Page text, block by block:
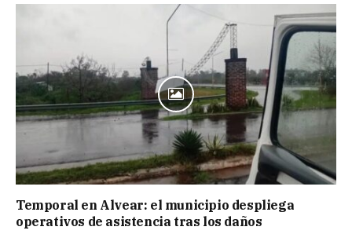
Temporal en Alvear: el municipio despliega
operativos de asistencia tras los daños